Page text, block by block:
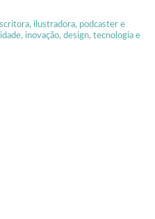
ilustradora, podcaster e
inovação, design, tecnologia e